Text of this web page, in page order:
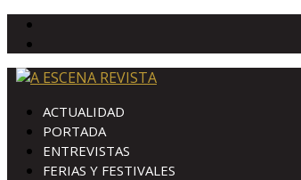
ACTUALIDAD
PORTADA
ENTREVISTAS
FERIAS Y FESTIVALES